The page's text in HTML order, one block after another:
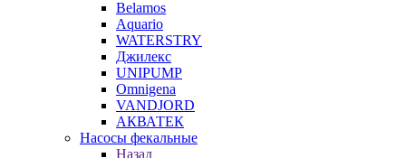
Belamos
Aquario
WATERSTRY
Джилекс
UNIPUMP
Omnigena
VANDJORD
АКВАТЕК
Насосы фекальные
Назад